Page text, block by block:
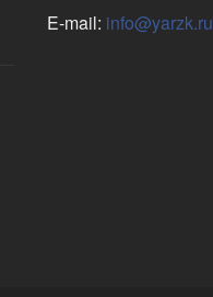
E-mail: info@yarzk.ru